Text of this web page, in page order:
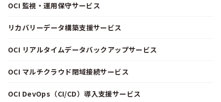
OCI 監視・運用保守サービス
リカバリーデータ構築支援サービス
OCI リアルタイムデータバックアップサービス
OCI マルチクラウド閉域接続サービス
OCI DevOps（CI/CD）導入支援サービス